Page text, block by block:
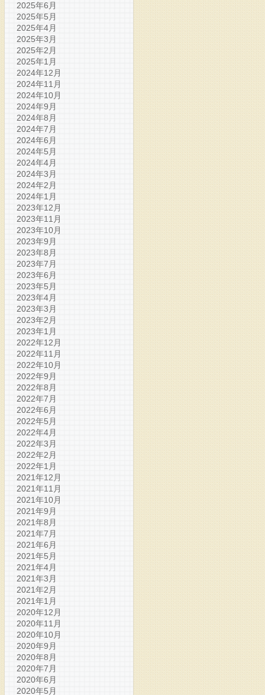
2025年6月
2025年5月
2025年4月
2025年3月
2025年2月
2025年1月
2024年12月
2024年11月
2024年10月
2024年9月
2024年8月
2024年7月
2024年6月
2024年5月
2024年4月
2024年3月
2024年2月
2024年1月
2023年12月
2023年11月
2023年10月
2023年9月
2023年8月
2023年7月
2023年6月
2023年5月
2023年4月
2023年3月
2023年2月
2023年1月
2022年12月
2022年11月
2022年10月
2022年9月
2022年8月
2022年7月
2022年6月
2022年5月
2022年4月
2022年3月
2022年2月
2022年1月
2021年12月
2021年11月
2021年10月
2021年9月
2021年8月
2021年7月
2021年6月
2021年5月
2021年4月
2021年3月
2021年2月
2021年1月
2020年12月
2020年11月
2020年10月
2020年9月
2020年8月
2020年7月
2020年6月
2020年5月